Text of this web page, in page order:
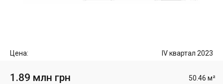
Цена: IV квартал 2023
1.89 млн грн 50.46 м²